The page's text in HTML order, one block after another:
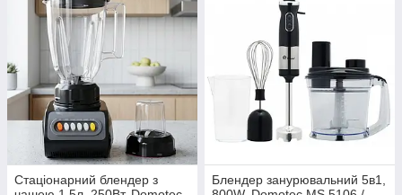
Стаціонарний блендер з
Блендер занурювальний 5в1,